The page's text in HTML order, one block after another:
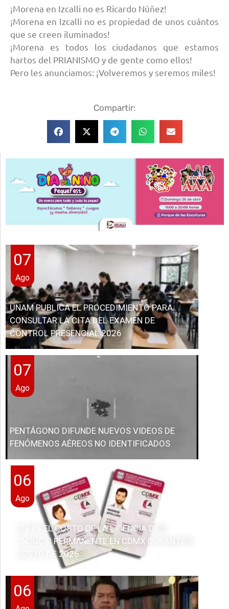
¡Morena en Izcalli no es Ricardo Núñez!
¡Morena en Izcalli no es propiedad de unos cuántos
que se creen iluminados!
¡Morena es todos los ciudadanos que estamos
hartos del PRIANISMO y de gente como ellos!
Pero les anunciamos: ¡Volveremos y seremos miles!
Compartir:
07
Ago
UNAM PUBLICA EL PROCEDIMIENTO PARA
CONSULTAR LA CITA DEL EXAMEN DE
CONTROL PRESENCIAL 2026
07
Ago
PENTÁGONO DIFUNDE NUEVOS VIDEOS DE
FENÓMENOS AÉREOS NO IDENTIFICADOS
06
Ago
ESTE ES EL COSTO DE LA LICENCIA DE
CONDUCIR PERMANENTE EN CDMX DURANTE
AGOSTO DE 2026
06